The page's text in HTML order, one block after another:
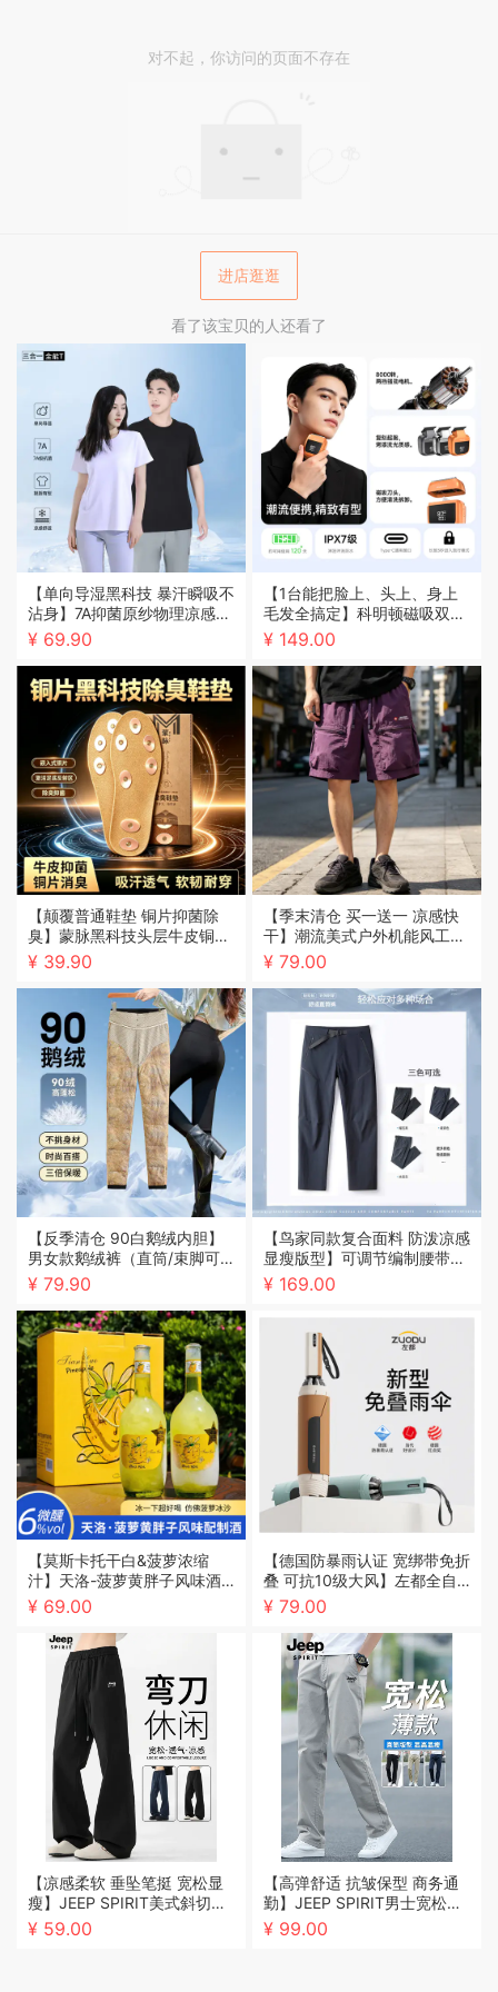
对不起，你访问的页面不存在
进店逛逛
看了该宝贝的人还看了
【单向导湿黑科技 暴汗瞬吸不
沾身】7A抑菌原纱物理凉感防
晒T恤
¥ 69.90
【1台能把脸上、头上、身上
毛发全搞定】科明顿磁吸双头
互换往复式5刀头剃须刀（80
+马氏体精钢薄刃刀网）
¥ 149.00
【颠覆普通鞋垫 铜片抑菌除
臭】蒙脉黑科技头层牛皮铜片
专利鞋垫（专 利 号:ZL20253
¥ 39.90
【季末清仓 买一送一 凉感快
干】潮流美式户外机能风工装
短裤
¥ 79.00
【反季清仓 90白鹅绒内胆】
男女款鹅绒裤（直筒/束脚可
选）
¥ 79.90
【鸟家同款复合面料 防泼凉感
显瘦版型】可调节编制腰带工
学休闲裤
¥ 169.00
【莫斯卡托干白&菠萝浓缩
汁】天洛-菠萝黄胖子风味酒
6%VOL 带手提礼盒赠海马刀
意包退！）
¥ 69.00
【德国防暴雨认证 宽绑带免折
叠 可抗10级大风】左都全自
动一键开合反向不湿身雨伞
¥ 79.00
【凉感柔软 垂坠笔挺 宽松显
瘦】JEEP SPIRIT美式斜切微
喇工装裤
¥ 59.00
【高弹舒适 抗皱保型 商务通
勤】JEEP SPIRIT男士宽松直
筒休闲裤
¥ 99.00